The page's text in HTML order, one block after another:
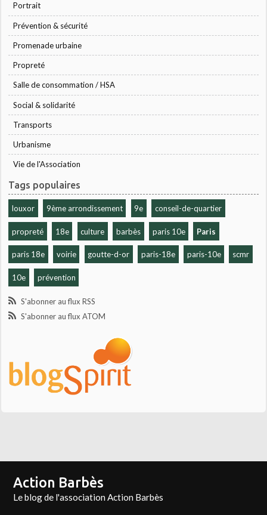
Portrait
Prévention & sécurité
Promenade urbaine
Propreté
Salle de consommation / HSA
Social & solidarité
Transports
Urbanisme
Vie de l'Association
Tags populaires
louxor 9ème arrondissement 9e conseil-de-quartier
propreté 18e culture barbès paris 10e Paris
paris 18e voirie goutte-d-or paris-18e paris-10e scmr
10e prévention
S'abonner au flux RSS
S'abonner au flux ATOM
Action Barbès
Le blog de l'association Action Barbès